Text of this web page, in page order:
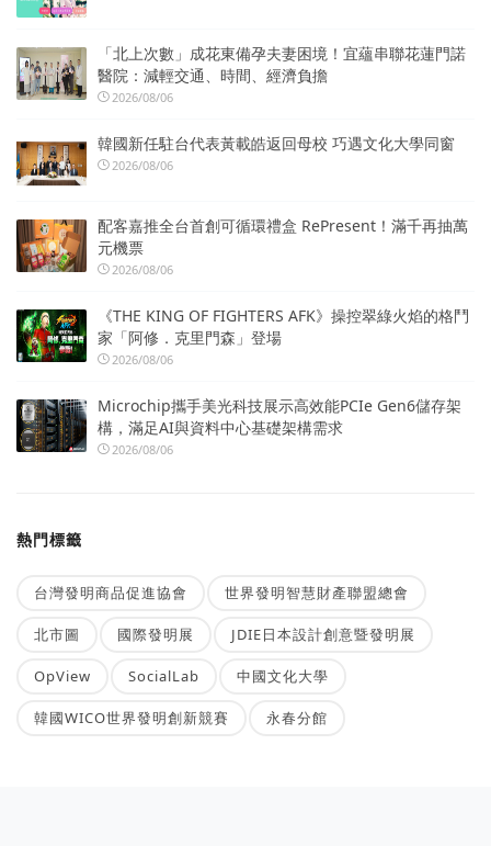
「北上次數」成花東備孕夫妻困境！宜蘊串聯花蓮門諾
醫院：減輕交通、時間、經濟負擔
2026/08/06
韓國新任駐台代表黃載皓返回母校 巧遇文化大學同窗
2026/08/06
配客嘉推全台首創可循環禮盒 RePresent！滿千再抽萬
元機票
2026/08/06
《THE KING OF FIGHTERS AFK》操控翠綠火焰的格鬥
家「阿修．克里門森」登場
2026/08/06
Microchip攜手美光科技展示高效能PCIe Gen6儲存架
構，滿足AI與資料中心基礎架構需求
2026/08/06
熱門標籤
台灣發明商品促進協會 世界發明智慧財產聯盟總會
北市圖 國際發明展 JDIE日本設計創意暨發明展
OpView SocialLab 中國文化大學
韓國WICO世界發明創新競賽 永春分館